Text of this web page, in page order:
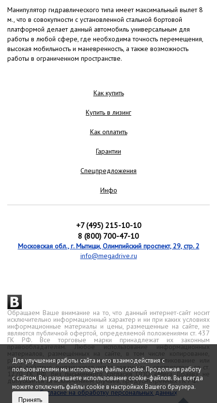
Манипулятор гидравлического типа имеет максимальный вылет 8
м., что в совокупности с установленной стальной бортовой
платформой делает данный автомобиль универсальным для
работы в любой сфере, где необходима точность перемещения,
высокая мобильность и маневренность, а также возможность
работы в ограниченном пространстве.
Как купить
Купить в лизинг
Как оплатить
Гарантии
Спецпредложения
Инфо
+7 (495) 215-10-10
8 (800) 700-47-10
Московская обл., г. Мытищи, Олимпийский проспект, 29, стр. 2
info@megadrive.ru
Обращаем Ваше внимание на то, что данный интернет-сайт носит
исключительно информационный характер и ни при каких условиях
информационные материалы и цены, размещенные на сайте, не
являются публичной офертой, определяемой положениями ст. 437
ГК РФ. Все торговые марки принадлежат их законным
правообладателям. Любое использование информационных
материалов, размещённых на сайте, в том числе копирование,
распространение, передача третьим лицам, опубликование или
иные действия, считающиеся использованием в соответствии со ст.
1270 ГК РФ, без письменного согласия ООО «Мега Драйв» не
допускается за исключением случаев, предусмотренных ГК РФ.
Согласие на обработку персональных данных
Для улучшения работы сайта и его взаимодействия с
пользователями мы используем файлы cookie. Продолжая работу
с сайтом, Вы разрешаете использование cookie-файлов. Вы всегда
можете отключить файлы cookie в настройках Вашего браузера.
Принять